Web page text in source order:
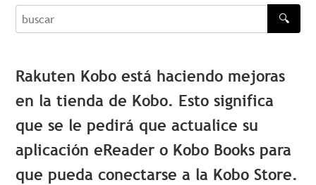
buscar
🔍
Rakuten Kobo está haciendo mejoras
en la tienda de Kobo. Esto significa
que se le pedirá que actualice su
aplicación eReader o Kobo Books para
que pueda conectarse a la Kobo Store.